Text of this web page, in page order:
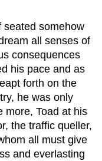
seated somehow
all senses of
consequences
his pace and as
forth on the
he was only
more, Toad at his
the traffic queller,
all must give
and everlasting